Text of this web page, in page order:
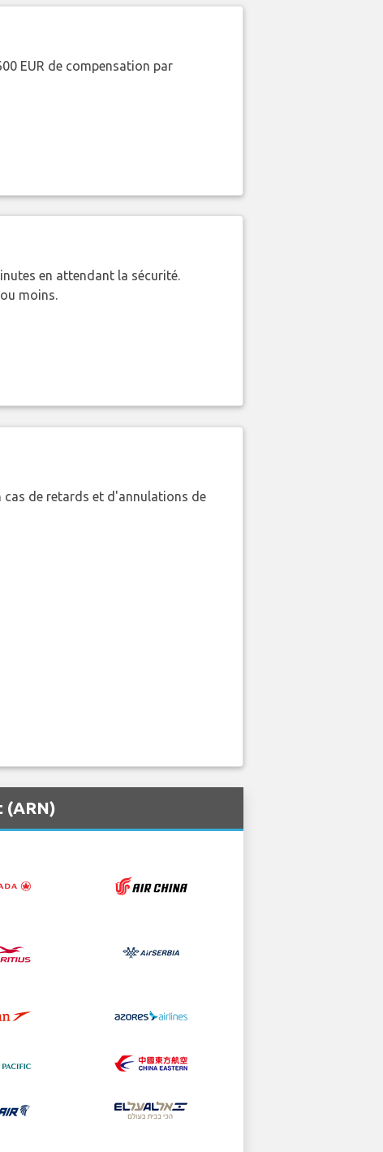
EUR de compensation par
en attendant la sécurité.
moins.
cas de retards et d'annulations de
(ARN)